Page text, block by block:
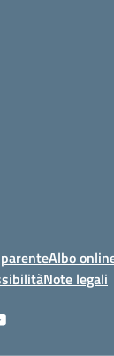
Albo
Note legali